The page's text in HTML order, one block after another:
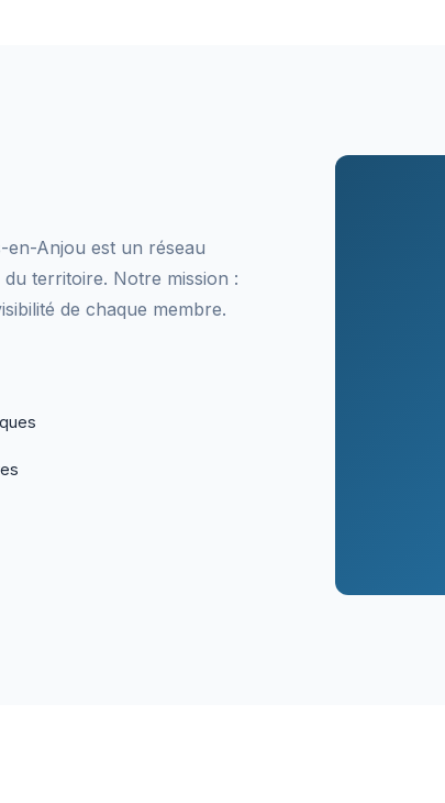
en-Anjou est un réseau
territoire. Notre mission :
de chaque membre.